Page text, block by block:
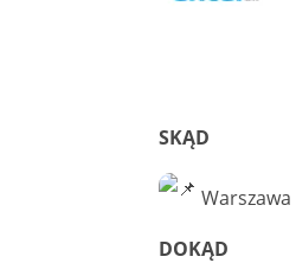
SKĄD
Warszawa
DOKĄD